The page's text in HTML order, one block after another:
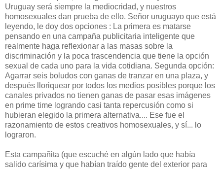
Uruguay será siempre la mediocridad, y nuestros
homosexuales dan prueba de ello. Señor uruguayo que está
leyendo, le doy dos opciones : La primera es matarse
pensando en una campaña publicitaria inteligente que
realmente haga reflexionar a las masas sobre la
discriminación y la poca trascendencia que tiene la opción
sexual de cada uno para la vida cotidiana. Segunda opción:
Agarrar seis boludos con ganas de tranzar en una plaza, y
después lloriquear por todos los medios posibles porque los
canales privados no tienen ganas de pasar esas imágenes
en prime time logrando casi tanta repercusión como si
hubieran elegido la primera alternativa.... Ese fue el
razonamiento de estos creativos homosexuales, y sí... lo
lograron.
Esta campañita (que escuché en algún lado que había
salido carísima y que habían traído gente del exterior para